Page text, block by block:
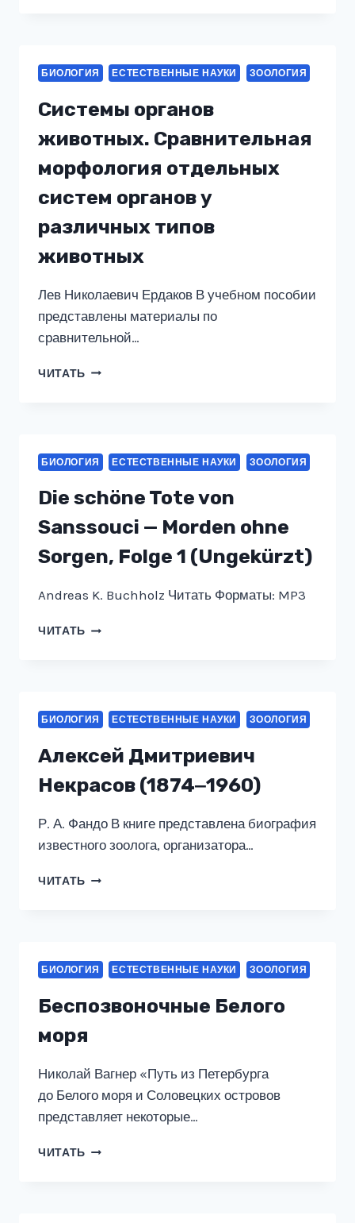
ОРНИТОЛОГИЧЕСКОЙ
ЭКСПЕДИЦИИ
БИОЛОГИЯ ЕСТЕСТВЕННЫЕ НАУКИ ЗООЛОГИЯ
Системы органов
животных. Сравнительная
морфология отдельных
систем органов у
различных типов
животных
Лев Николаевич Ердаков В учебном пособии
представлены материалы по
сравнительной…
ЧИТАТЬ СИСТЕМЫ
ОТДЕЛЬНЫХ
СИСТЕМ
У
РАЗЛИЧНЫХ
ТИПОВ
ЖИВОТНЫХ
БИОЛОГИЯ ЕСТЕСТВЕННЫЕ НАУКИ ЗООЛОГИЯ
Die schöne Tote von
Sanssouci — Morden ohne
Sorgen, Folge 1 (Ungekürzt)
Andreas K. Buchholz Читать Форматы: MP3
ЧИТАТЬ DIE
—
MORDEN
OHNE
SORGEN,
1
БИОЛОГИЯ ЕСТЕСТВЕННЫЕ НАУКИ ЗООЛОГИЯ
Алексей Дмитриевич
Некрасов (1874‒1960)
Р. А. Фандо В книге представлена биография
известного зоолога, организатора…
ЧИТАТЬ АЛЕКСЕЙ
БИОЛОГИЯ ЕСТЕСТВЕННЫЕ НАУКИ ЗООЛОГИЯ
Беспозвоночные Белого
моря
Николай Вагнер «Путь из Петербурга
до Белого моря и Соловецких островов
представляет некоторые…
ЧИТАТЬ БЕСПОЗВОНОЧНЫЕ